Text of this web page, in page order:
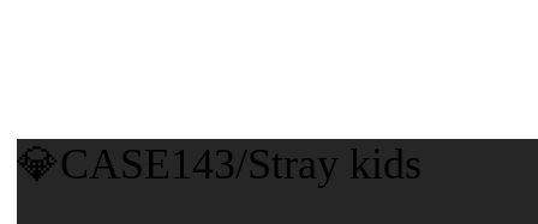
💎CASE143/Stray kids